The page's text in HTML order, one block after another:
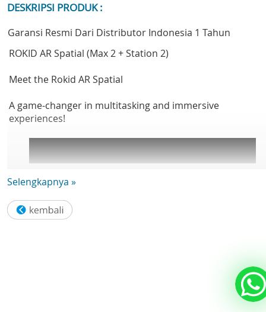
DESKRIPSI PRODUK :
Garansi Resmi Dari Distributor Indonesia 1 Tahun
ROKID AR Spatial (Max 2 + Station 2)
Meet the Rokid AR Spatial
A game-changer in multitasking and immersive
experiences!
Selengkapnya »